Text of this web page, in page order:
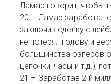
Ламар говорит, чтобы
20 – Ламар заработал
заключив сделку с
не потерял голову и
большинства рэперов
цепочки, часы и т.д.),
21 – Заработав 2-й